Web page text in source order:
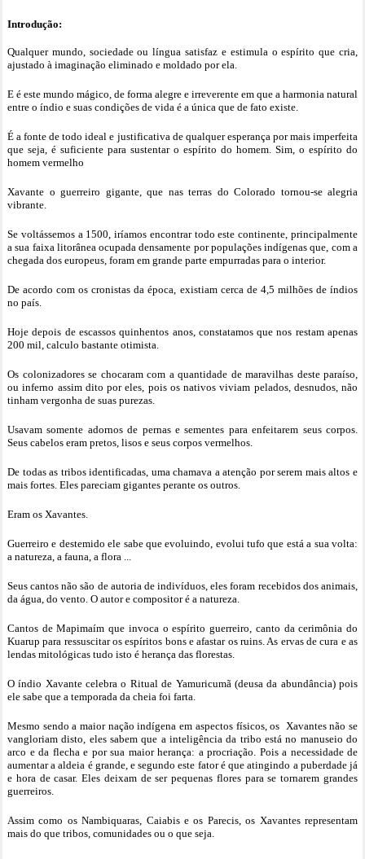
Introdução:
Qualquer mundo, sociedade ou língua satisfaz e estimula o espírito que cria,
ajustado à imaginação eliminado e moldado por ela.
E é este mundo mágico, de forma alegre e irreverente em que a harmonia natural
entre o índio e suas condições de vida é a única que de fato existe.
É a fonte de todo ideal e justificativa de qualquer esperança por mais imperfeita
que seja, é suficiente para sustentar o espírito do homem. Sim, o espírito do
homem vermelho
Xavante o guerreiro gigante, que nas terras do Colorado tornou-se alegria
vibrante.
Se voltássemos a 1500, iríamos encontrar todo este continente, principalmente
a sua faixa litorânea ocupada densamente por populações indígenas que, com a
chegada dos europeus, foram em grande parte empurradas para o interior.
De acordo com os cronistas da época, existiam cerca de 4,5 milhões de índios
no país.
Hoje depois de escassos quinhentos anos, constatamos que nos restam apenas
200 mil, calculo bastante otimista.
Os colonizadores se chocaram com a quantidade de maravilhas deste paraíso,
ou inferno assim dito por eles, pois os nativos viviam pelados, desnudos, não
tinham vergonha de suas purezas.
Usavam somente adornos de pernas e sementes para enfeitarem seus corpos.
Seus cabelos eram pretos, lisos e seus corpos vermelhos.
De todas as tribos identificadas, uma chamava a atenção por serem mais altos e
mais fortes. Eles pareciam gigantes perante os outros.
Eram os Xavantes.
Guerreiro e destemido ele sabe que evoluindo, evolui tufo que está a sua volta:
a natureza, a fauna, a flora ...
Seus cantos não são de autoria de indivíduos, eles foram recebidos dos animais,
da água, do vento. O autor e compositor é a natureza.
Cantos de Mapimaím que invoca o espírito guerreiro, canto da cerimônia do
Kuarup para ressuscitar os espíritos bons e afastar os ruins. As ervas de cura e as
lendas mitológicas tudo isto é herança das florestas.
O índio Xavante celebra o Ritual de Yamuricumã (deusa da abundância) pois
ele sabe que a temporada da cheia foi farta.
Mesmo sendo a maior nação indígena em aspectos físicos, os Xavantes não se
vangloriam disto, eles sabem que a inteligência da tribo está no manuseio do
arco e da flecha e por sua maior herança: a procriação. Pois a necessidade de
aumentar a aldeia é grande, e segundo este fator é que atingindo a puberdade já
e hora de casar. Eles deixam de ser pequenas flores para se tornarem grandes
guerreiros.
Assim como os Nambiquaras, Caiabis e os Parecis, os Xavantes representam
mais do que tribos, comunidades ou o que seja.